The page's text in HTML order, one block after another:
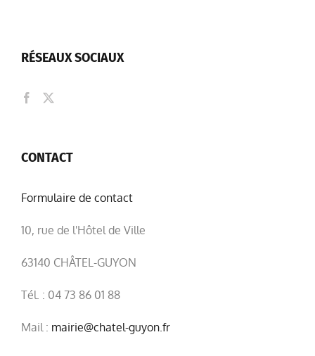
RÉSEAUX SOCIAUX
CONTACT
Formulaire de contact
10, rue de l'Hôtel de Ville
63140 CHÂTEL-GUYON
Tél. : 04 73 86 01 88
Mail : mairie@chatel-guyon.fr